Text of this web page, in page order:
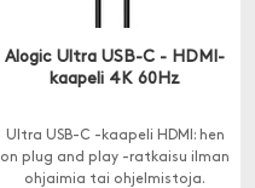
Alogic Ultra USB-C - HDMI-
kaapeli 4K 60Hz
Ultra USB-C -kaapeli HDMI: hen
on plug and play -ratkaisu ilman
ohjaimia tai ohjelmistoja.